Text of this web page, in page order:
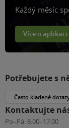
Každý měsíc
Více o aplikaci
Potřebujete s
Často kladené
Kontaktujte
Po–Pá: 8:00–17:00